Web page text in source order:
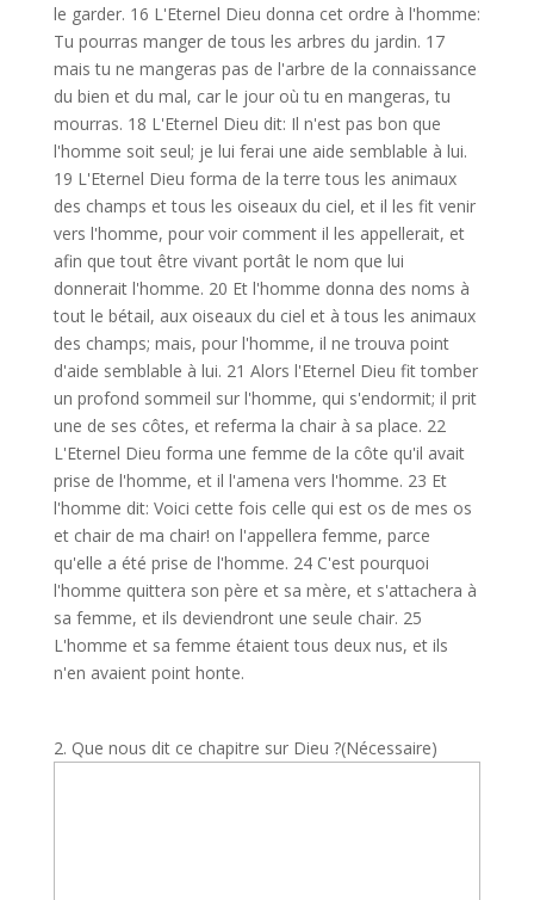
le garder. 16 L'Eternel Dieu donna cet ordre à l'homme:
Tu pourras manger de tous les arbres du jardin. 17
mais tu ne mangeras pas de l'arbre de la connaissance
du bien et du mal, car le jour où tu en mangeras, tu
mourras. 18 L'Eternel Dieu dit: Il n'est pas bon que
l'homme soit seul; je lui ferai une aide semblable à lui.
19 L'Eternel Dieu forma de la terre tous les animaux
des champs et tous les oiseaux du ciel, et il les fit venir
vers l'homme, pour voir comment il les appellerait, et
afin que tout être vivant portât le nom que lui
donnerait l'homme. 20 Et l'homme donna des noms à
tout le bétail, aux oiseaux du ciel et à tous les animaux
des champs; mais, pour l'homme, il ne trouva point
d'aide semblable à lui. 21 Alors l'Eternel Dieu fit tomber
un profond sommeil sur l'homme, qui s'endormit; il prit
une de ses côtes, et referma la chair à sa place. 22
L'Eternel Dieu forma une femme de la côte qu'il avait
prise de l'homme, et il l'amena vers l'homme. 23 Et
l'homme dit: Voici cette fois celle qui est os de mes os
et chair de ma chair! on l'appellera femme, parce
qu'elle a été prise de l'homme. 24 C'est pourquoi
l'homme quittera son père et sa mère, et s'attachera à
sa femme, et ils deviendront une seule chair. 25
L'homme et sa femme étaient tous deux nus, et ils
n'en avaient point honte.
2. Que nous dit ce chapitre sur Dieu ?(Nécessaire)